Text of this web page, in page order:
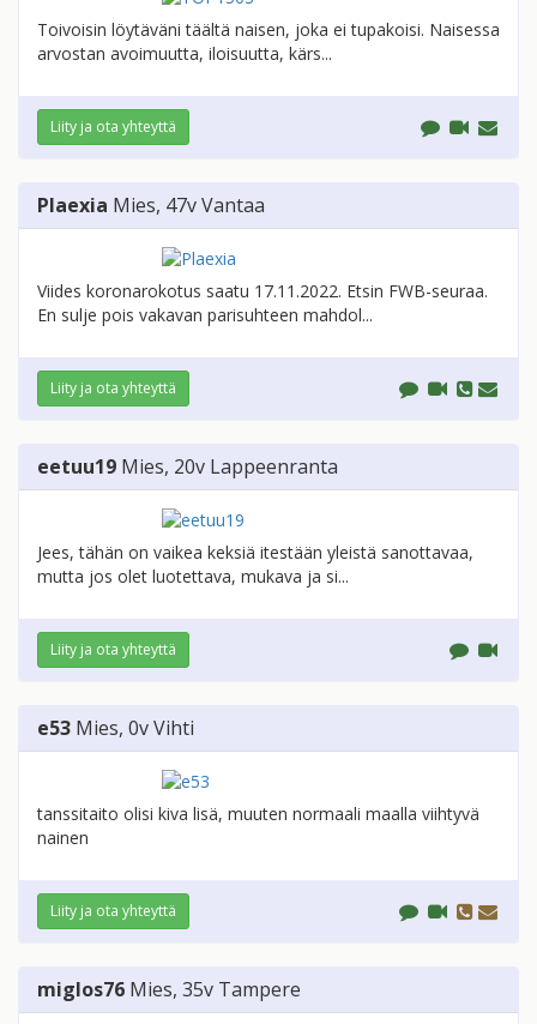
Toivoisin löytäväni täältä naisen, joka ei tupakoisi. Naisessa
arvostan avoimuutta, iloisuutta, kärs...
Liity ja ota yhteyttä
Plaexia Mies, 47vVantaa
Viides koronarokotus saatu 17.11.2022. Etsin FWB-seuraa.
En sulje pois vakavan parisuhteen mahdol...
Liity ja ota yhteyttä
eetuu19 Mies, 20v Lappeenranta
Jees, tähän on vaikea keksiä itestään yleistä sanottavaa,
mutta jos olet luotettava, mukava ja si...
Liity ja ota yhteyttä
e53 Mies, 0vVihti
tanssitaito olisi kiva lisä, muuten normaali maalla viihtyvä
nainen
Liity ja ota yhteyttä
miglos76 Mies, 35v Tampere